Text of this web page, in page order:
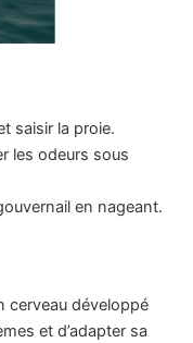
saisir la proie.
les odeurs sous
en nageant.
cerveau développé
et d’adapter sa